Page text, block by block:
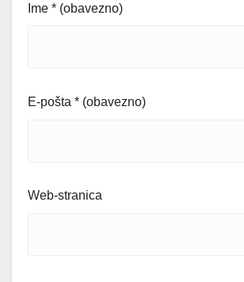
Ime * (obavezno)
E-pošta * (obavezno)
Web-stranica